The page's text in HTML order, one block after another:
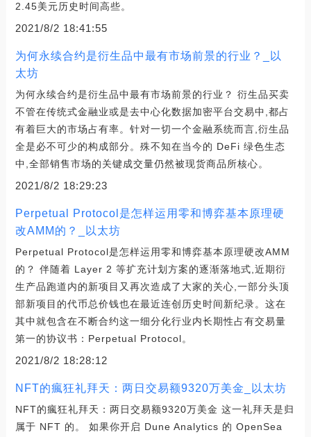
2.45美元历史时间高些。
2021/8/2 18:41:55
为何永续合约是衍生品中最有市场前景的行业？_以
太坊
为何永续合约是衍生品中最有市场前景的行业？ 衍生品买卖
不管在传统式金融业或是去中心化数据加密平台交易中,都占
有着巨大的市场占有率。针对一切一个金融系统而言,衍生品
全是必不可少的构成部分。殊不知在当今的 DeFi 绿色生态
中,全部销售市场的关键成交量仍然被现货商品所核心。
2021/8/2 18:29:23
Perpetual Protocol是怎样运用零和博弈基本原理硬
改AMM的？_以太坊
Perpetual Protocol是怎样运用零和博弈基本原理硬改AMM
的？ 伴随着 Layer 2 等扩充计划方案的逐渐落地式,近期衍
生产品跑道内的新项目又再次造成了大家的关心,一部分头顶
部新项目的代币总价钱也在最近连创历史时间新纪录。这在
其中就包含在不断合约这一细分化行业内长期性占有交易量
第一的协议书：Perpetual Protocol。
2021/8/2 18:28:12
NFT的瘋狂礼拜天：两日交易额9320万美金_以太坊
NFT的瘋狂礼拜天：两日交易额9320万美金 这一礼拜天是归
属于 NFT 的。 如果你开启 Dune Analytics 的 OpenSea